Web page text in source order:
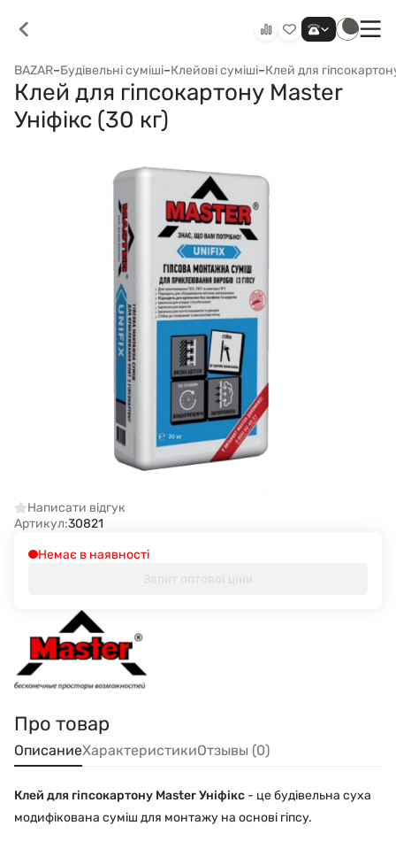
BAZAR–Будівельні суміші–Клейові суміші–Клей для
Клей для гіпсокартону Мaster
Уніфікс (30 кг)
Написати відгук
Артикул:30821
Немає в наявності
Про товар
ОписаниеХарактеристикиОтзывы (0)
Клей для гіпсокартону Мaster Уніфікс - це будівельна суха
модифікована суміш для монтажу на основі гіпсу.